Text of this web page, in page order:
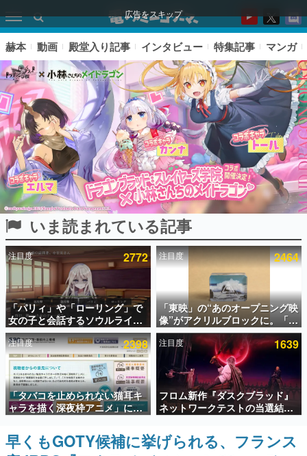
広告をスキップ
ピックアップ
電ファミのいま読まれている記事ランキング
アプリセール情報
インタビュー
連載・特集一覧
殿堂入り記事
SNS拡散数が数千以上！ ページビュー数万以上！ などな
ど。多くの人々に読まれた、電ファミ渾身の“殿堂入り”記
事をまとめました。
ゲームの企画書
名作ゲームクリエイターの方々に製作時のエピソードをお
赫本 動画 殿堂入り記事 インタビュー 特集記事 マンガ
いま読まれている記事
注目度 2772
「パリィ」や「ローリング」で
女の子と会話するソウルライク
恋愛ゲーム『小早川さんはソウ
ルライク』無料公開。返事に失
敗すると「YOU DIED」
注目度 2464
「東映」の“あのオープニング映
像”がアクリルブロックに。「東
映ヒストリカル グッズコレクシ
ョン」が8月下旬より発売
注目度 2398
「タバコを止められない猫耳キ
ャラを描く深夜枠アニメ」に視
聴者の一部から批判意見。違法
薬物の使用と思しき描写も含め
て、BPOが議論を交わす
注目度 1639
フロム新作『ダスクブラッド』
ネットワークテストの当選結果
が8月7日22時に発表。応募サイ
トのマイページから確認可能、
テスト実施は8月21日～24日
早くもGOTY候補に挙げられる、フランス